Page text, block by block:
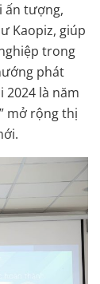
ấn tượng,
Kaopiz, giúp
trong
phát
là năm
mở rộng thị